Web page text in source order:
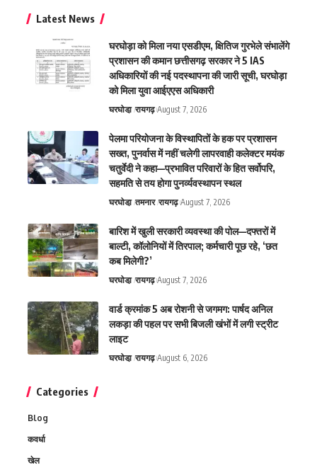
Latest News
घरघोड़ा को मिला नया एसडीएम, क्षितिज गुरभेले संभालेंगे
प्रशासन की कमान छत्तीसगढ़ सरकार ने 5 IAS
अधिकारियों की नई पदस्थापना की जारी सूची, घरघोड़ा
को मिला युवा आईएएस अधिकारी
घरघोडा़ रायगढ़ August 7, 2026
पेलमा परियोजना के विस्थापितों के हक पर प्रशासन
सख्त, पुनर्वास में नहीं चलेगी लापरवाही कलेक्टर मयंक
चतुर्वेदी ने कहा—प्रभावित परिवारों के हित सर्वोपरि,
सहमति से तय होगा पुनर्व्यवस्थापन स्थल
घरघोडा़ तमनार रायगढ़ August 7, 2026
बारिश में खुली सरकारी व्यवस्था की पोल—दफ्तरों में
बाल्टी, कॉलोनियों में तिरपाल; कर्मचारी पूछ रहे, ‘छत
कब मिलेगी?’
घरघोडा़ रायगढ़ August 7, 2026
वार्ड क्रमांक 5 अब रोशनी से जगमग: पार्षद अनिल
लकड़ा की पहल पर सभी बिजली खंभों में लगी स्ट्रीट
लाइट
घरघोडा़ रायगढ़ August 6, 2026
Categories
Blog
कवर्धा
खेल